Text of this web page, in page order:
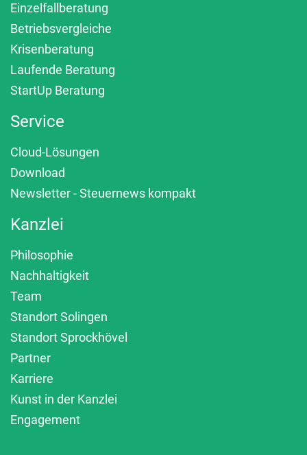
Einzelfallberatung
Betriebsvergleiche
Krisenberatung
Laufende Beratung
StartUp Beratung
Service
Cloud-Lösungen
Download
Newsletter - Steuernews kompakt
Kanzlei
Philosophie
Nachhaltigkeit
Team
Standort Solingen
Standort Sprockhövel
Partner
Karriere
Kunst in der Kanzlei
Engagement